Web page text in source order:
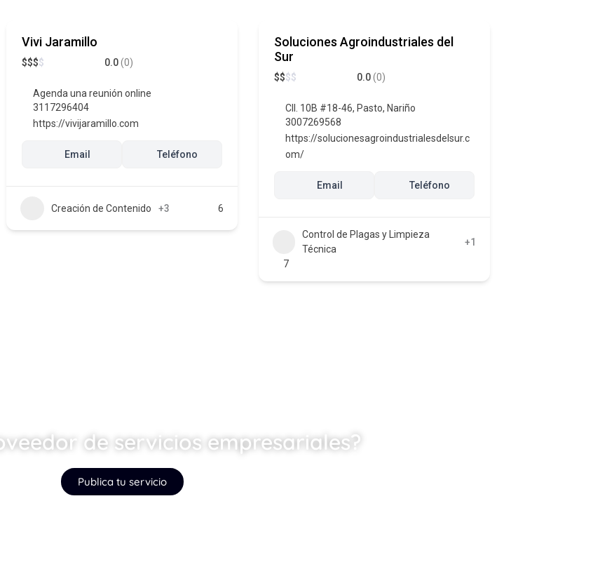
Vivi Jaramillo
$$$$ 0.0(0)
Agenda una reunión online
3117296404
https://vivijaramillo.com
Email Teléfono
Creación de Contenido +3 6
Soluciones Agroindustriales del
Sur
$$$$ 0.0(0)
Cll. 10B #18-46, Pasto, Nariño
3007269568
https://solucionesagroindustrialesdelsur.c
om/
Email Teléfono
Control de Plagas y Limpieza
Técnica
+1
7
de servicios empresariales?
Publica tu servicio